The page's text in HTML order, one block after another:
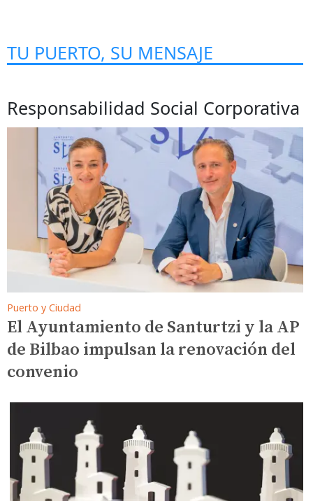
TU PUERTO, SU MENSAJE
Responsabilidad Social Corporativa
Puerto y Ciudad
El Ayuntamiento de Santurtzi y la AP
de Bilbao impulsan la renovación del
convenio